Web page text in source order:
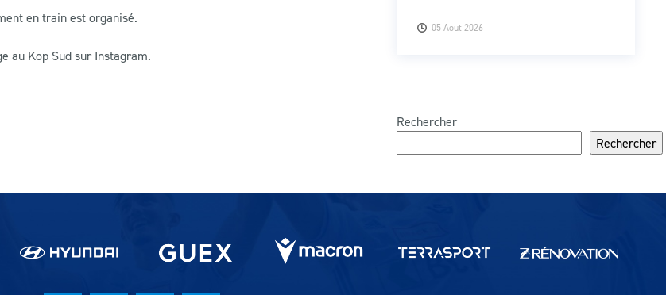
en train est organisé.
au Kop Sud sur Instagram.
05 Août 2026
Rechercher
Rechercher